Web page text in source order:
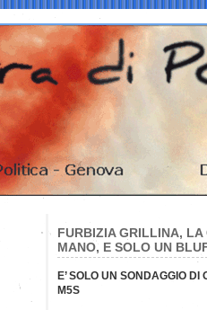
FURBIZIA GRILLINA, LA
MANO, E SOLO UN
E’ SOLO UN SONDAGGIO DI
M5S